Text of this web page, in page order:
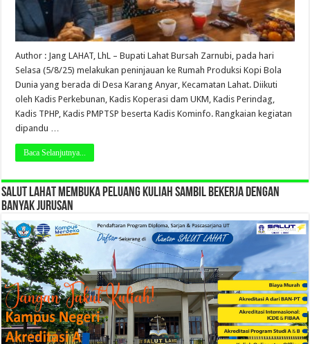
Author : Jang LAHAT, LhL – Bupati Lahat Bursah Zarnubi, pada hari
Selasa (5/8/25) melakukan peninjauan ke Rumah Produksi Kopi Bola
Dunia yang berada di Desa Karang Anyar, Kecamatan Lahat. Diikuti
oleh Kadis Perkebunan, Kadis Koperasi dam UKM, Kadis Perindag,
Kadis TPHP, Kadis PMPTSP beserta Kadis Kominfo. Rangkaian kegiatan
dipandu …
Baca Selanjutnya...
SALUT LAHAT MEMBUKA PELUANG KULIAH SAMBIL BEKERJA DENGAN
BANYAK JURUSAN